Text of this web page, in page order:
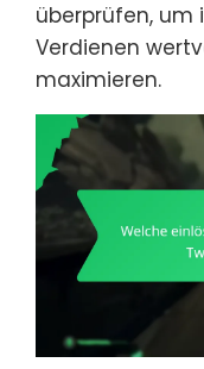
überprüfen, um
Verdienen
maximieren.